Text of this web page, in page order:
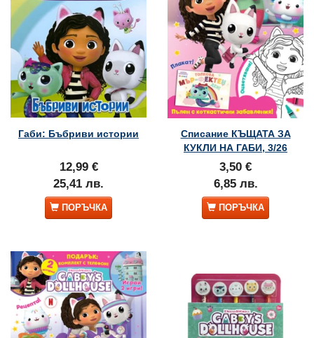
Габи: Бъбриви истории
12,99 €
25,41 лв.
ПОРЪЧКА
Списание КЪЩАТА ЗА
КУКЛИ НА ГАБИ, 3/26
3,50 €
6,85 лв.
ПОРЪЧКА